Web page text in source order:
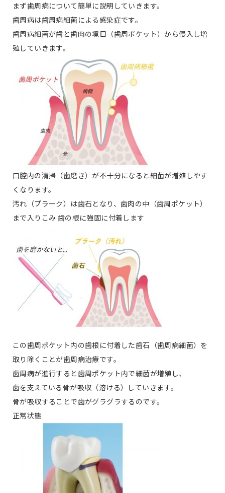
まず歯周病について簡単に説明していきます。
歯周病は歯周病細菌による感染症です。
歯周病細菌が歯と歯肉の境目（歯周ポケット）から侵入し増
殖していきます。
口腔内の清掃（歯磨き）が不十分になると細菌が増殖しやす
くなります。
汚れ（プラーク）は歯石となり、歯肉の中（歯周ポケット）
まで入りこみ 歯の根に強固に付着します
この歯周ポケット内の歯根に付着した歯石（歯周病細菌）を
取り除くことが歯周病治療です。
歯周病が進行すると歯周ポケット内で細菌が増殖し、
歯を支えている骨が吸収（溶ける）していきます。
骨が吸収することで歯がグラグラするのです。
正常状態